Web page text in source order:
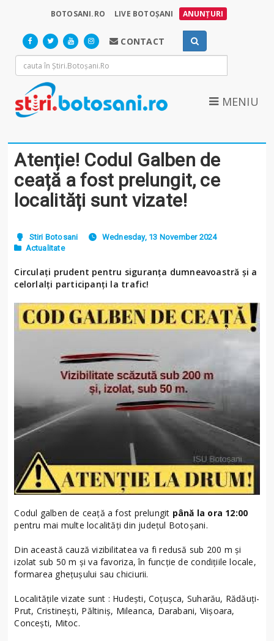
BOTOSANI.RO LIVE BOTOȘANI ANUNȚURI
CONTACT
MENIU
Atenție! Codul Galben de
ceață a fost prelungit, ce
localități sunt vizate!
Stiri Botosani
Wednesday, 13 November 2024
Actualitate
Circulați prudent pentru siguranța dumneavoastră și a
celorlalți participanți la trafic!
Codul galben de ceață a fost prelungit până la ora 12:00
pentru mai multe localități din județul Botoșani.
Din această cauză vizibilitatea va fi redusă sub 200 m și
izolat sub 50 m și va favoriza, în funcție de condițiile locale,
formarea ghețușului sau chiciurii.
Localitățile vizate sunt : Hudești, Coțușca, Suharău, Rădăuți-
Prut, Cristinești, Păltiniș, Mileanca, Darabani, Viișoara,
Concești, Mitoc.